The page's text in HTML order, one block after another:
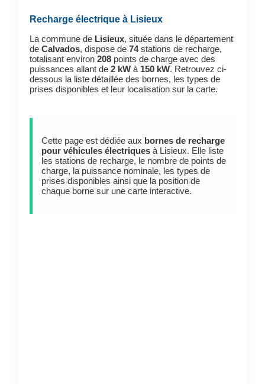
Recharge électrique à Lisieux
La commune de Lisieux, située dans le département
de Calvados, dispose de 74stations de recharge,
totalisant environ 208points de charge avec des
puissances allant de 2 kWà 150 kW. Retrouvez ci-
dessous la liste détaillée des bornes, les types de
prises disponibles et leur localisation sur la carte.
Cette page est dédiée aux bornes de recharge
pour véhicules électriquesà Lisieux. Elle liste
les stations de recharge, le nombre de points de
charge, la puissance nominale, les types de
prises disponibles ainsi que la position de
chaque borne sur une carte interactive.